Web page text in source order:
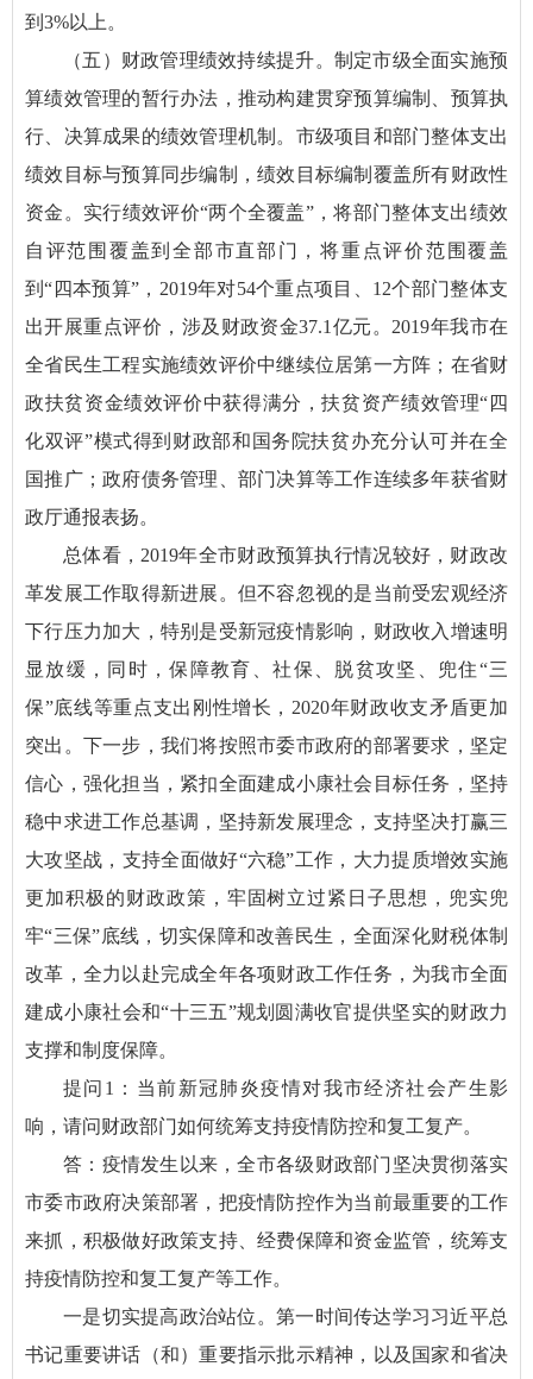
到3%以上。
（五）财政管理绩效持续提升。制定市级全面实施预
算绩效管理的暂行办法，推动构建贯穿预算编制、预算执
行、决算成果的绩效管理机制。市级项目和部门整体支出
绩效目标与预算同步编制，绩效目标编制覆盖所有财政性
资金。实行绩效评价“两个全覆盖”，将部门整体支出绩效
自评范围覆盖到全部市直部门，将重点评价范围覆盖
到“四本预算”，2019年对54个重点项目、12个部门整体支
出开展重点评价，涉及财政资金37.1亿元。2019年我市在
全省民生工程实施绩效评价中继续位居第一方阵；在省财
政扶贫资金绩效评价中获得满分，扶贫资产绩效管理“四
化双评”模式得到财政部和国务院扶贫办充分认可并在全
国推广；政府债务管理、部门决算等工作连续多年获省财
政厅通报表扬。
总体看，2019年全市财政预算执行情况较好，财政改
革发展工作取得新进展。但不容忽视的是当前受宏观经济
下行压力加大，特别是受新冠疫情影响，财政收入增速明
显放缓，同时，保障教育、社保、脱贫攻坚、兜住“三
保”底线等重点支出刚性增长，2020年财政收支矛盾更加
突出。下一步，我们将按照市委市政府的部署要求，坚定
信心，强化担当，紧扣全面建成小康社会目标任务，坚持
稳中求进工作总基调，坚持新发展理念，支持坚决打赢三
大攻坚战，支持全面做好“六稳”工作，大力提质增效实施
更加积极的财政政策，牢固树立过紧日子思想，兜实兜
牢“三保”底线，切实保障和改善民生，全面深化财税体制
改革，全力以赴完成全年各项财政工作任务，为我市全面
建成小康社会和“十三五”规划圆满收官提供坚实的财政力
支撑和制度保障。
提问1：当前新冠肺炎疫情对我市经济社会产生影
响，请问财政部门如何统筹支持疫情防控和复工复产。
答：疫情发生以来，全市各级财政部门坚决贯彻落实
市委市政府决策部署，把疫情防控作为当前最重要的工作
来抓，积极做好政策支持、经费保障和资金监管，统筹支
持疫情防控和复工复产等工作。
一是切实提高政治站位。第一时间传达学习习近平总
书记重要讲话（和）重要指示批示精神，以及国家和省决